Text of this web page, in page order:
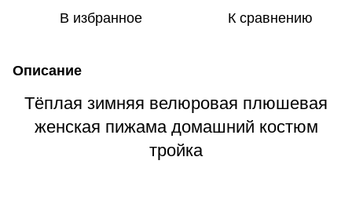
В избранное К сравнению
Описание
Тёплая зимняя велюровая плюшевая
женская пижама домашний костюм
тройка